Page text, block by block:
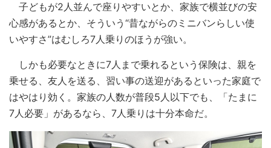
子どもが2人並んで座りやすいとか、家族で横並びの安
心感があるとか、そういう“昔ながらのミニバンらしい使
いやすさ”はむしろ7人乗りのほうが強い。
しかも必要なときに7人まで乗れるという保険は、親を
乗せる、友人を送る、習い事の送迎があるといった家庭で
はやはり効く。家族の人数が普段5人以下でも、「たまに
7人必要」があるなら、7人乗りは十分本命だ。